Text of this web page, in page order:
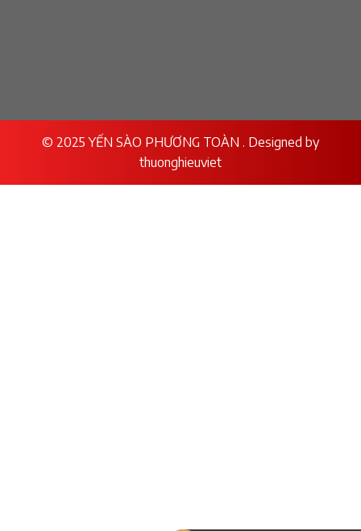
© 2025 YẾN SÀO PHƯƠNG TOÀN . Designed by
thuonghieuviet